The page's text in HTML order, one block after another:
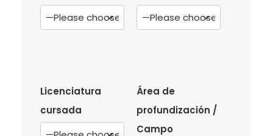
Licenciatura
cursada
Área de
profundización /
Campo